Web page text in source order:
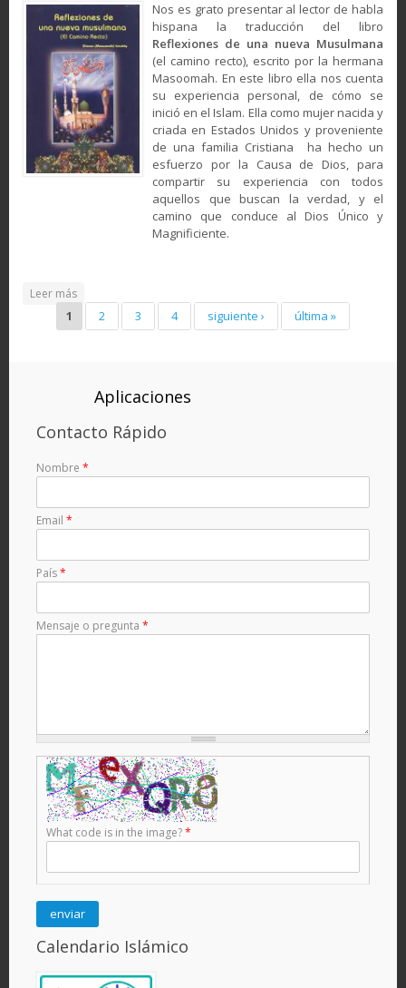
Nos es grato presentar al lector de habla
hispana la traducción del libro
Reflexiones de una nueva Musulmana
(el camino recto), escrito por la hermana
Masoomah. En este libro ella nos cuenta
su experiencia personal, de cómo se
inició en el Islam. Ella como mujer nacida y
criada en Estados Unidos y proveniente
de una familia Cristiana ha hecho un
esfuerzo por la Causa de Dios, para
compartir su experiencia con todos
aquellos que buscan la verdad, y el
camino que conduce al Dios Único y
Magnificiente.
Leer más
Pages
1 2 3 4 siguiente › última »
Aplicaciones
Contacto Rápido
Nombre *
Email *
País*
Mensaje o pregunta *
What code is in the image?*
Calendario Islámico